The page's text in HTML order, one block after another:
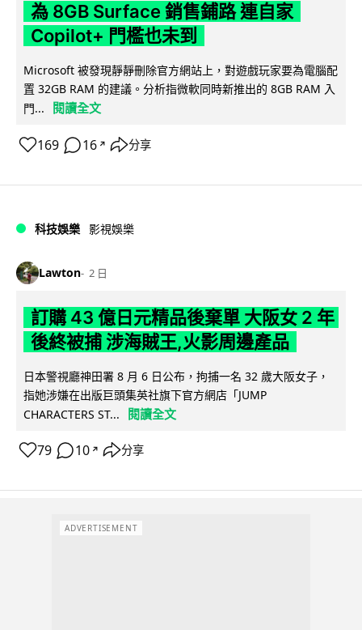
為 8GB Surface 銷售鋪路 連自家
Copilot+ 門檻也未到
Microsoft 被發現靜靜刪除官方網站上，對遊戲玩家要為電腦配
置 32GB RAM 的建議。分析指微軟同時新推出的 8GB RAM 入
門...
閱讀全文
169 16 ↗ 分享
科技娛樂 影視娛樂
Lawton 2 日
訂購 43 億日元精品後棄單 大阪女 2 年
後終被捕 涉海賊王,火影周邊產品
日本警視廳神田署 8 月 6 日公布，拘捕一名 32 歲大阪女子，
指她涉嫌在出版巨頭集英社旗下官方網店「JUMP
CHARACTERS ST...
閱讀全文
79 10 ↗ 分享
ADVERTISEMENT